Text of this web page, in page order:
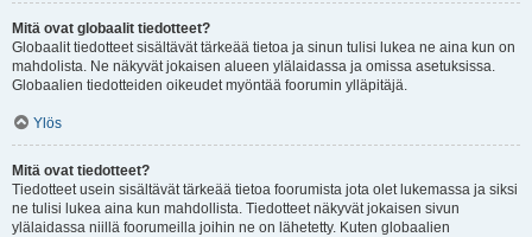
Mitä ovat globaalit tiedotteet?
Globaalit tiedotteet sisältävät tärkeää tietoa ja sinun tulisi lukea ne aina kun on
mahdolista. Ne näkyvät jokaisen alueen ylälaidassa ja omissa asetuksissa.
Globaalien tiedotteiden oikeudet myöntää foorumin ylläpitäjä.
Ylös
Mitä ovat tiedotteet?
Tiedotteet usein sisältävät tärkeää tietoa foorumista jota olet lukemassa ja siksi
ne tulisi lukea aina kun mahdollista. Tiedotteet näkyvät jokaisen sivun
ylälaidassa niillä foorumeilla joihin ne on lähetetty. Kuten globaalien